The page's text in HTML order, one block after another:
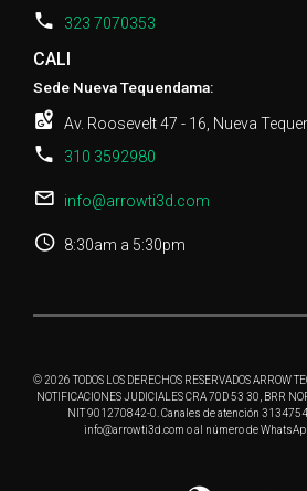
323 7070353
CALI
Sede Nueva Tequendama:
Av. Roosevelt 47 - 16, Nueva
310 3592980
info@arrowti3d.com
8:30am a 5:30pm
© 2026 TODOS LOS DERECHOS RESERVADOS ARROW
NOTIFICACIONES JUDICIALES CRA 70D 53 30, BRR
NIT 901270842-0. Canales de atención
info@arrowti3d.com o al número de